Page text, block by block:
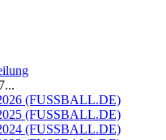
(FUSSBALL.DE)
(FUSSBALL.DE)
(FUSSBALL.DE)